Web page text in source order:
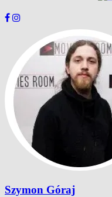
Szymon Góraj